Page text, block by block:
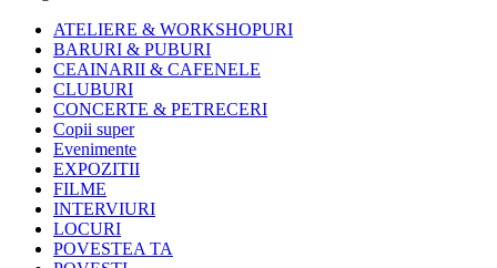
ATELIERE & WORKSHOPURI
BARURI & PUBURI
CEAINARII & CAFENELE
CLUBURI
CONCERTE & PETRECERI
Copii super
Evenimente
EXPOZITII
FILME
INTERVIURI
LOCURI
POVESTEA TA